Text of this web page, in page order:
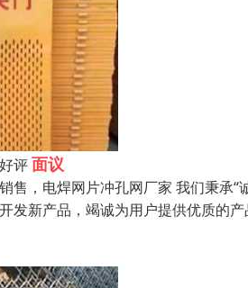
评面议
售，电焊网片冲孔网厂家 我们秉承
发新产品，竭诚为用户提供优质的